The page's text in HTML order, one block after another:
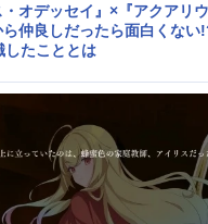
ゲーム・アプリ 音楽
声優記
・オデッセイ』×『アクアリ
仲良しだったら面白くない
したこととは